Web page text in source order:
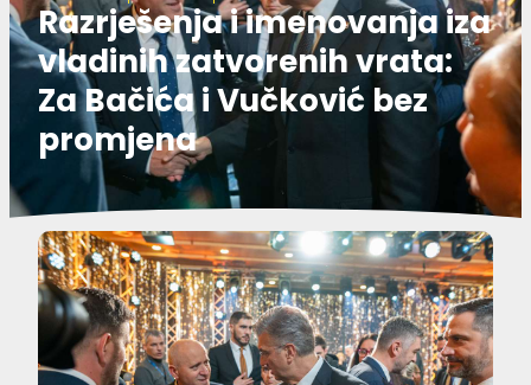
Razrješenja i imenovanja iza
vladinih zatvorenih vrata:
Za Bačića i Vučković bez
promjena